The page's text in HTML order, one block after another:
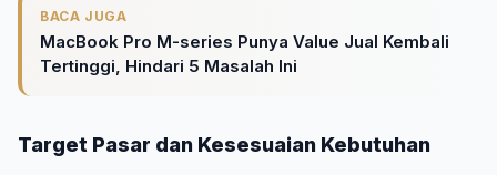
BACA JUGA
MacBook Pro M-series Punya Value Jual Kembali
Tertinggi, Hindari 5 Masalah Ini
Target Pasar dan Kesesuaian Kebutuhan